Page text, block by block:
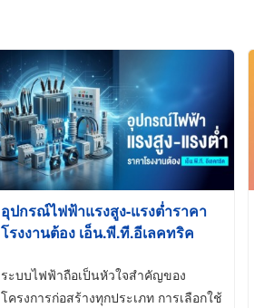
อุปกรณ์ไฟฟ้าแรงสูง-แรงต่ำราคา
โรงงานต้อง เอ็น.พี.ที.อีเลคทริค
ระบบไฟฟ้าถือเป็นหัวใจสำคัญของ
โครงการก่อสร้างทุกประเภท การเลือกใช้